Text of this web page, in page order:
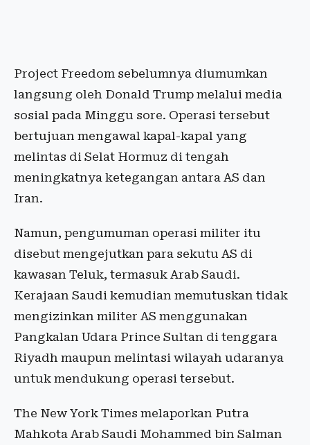
Project Freedom sebelumnya diumumkan
langsung oleh Donald Trump melalui media
sosial pada Minggu sore. Operasi tersebut
bertujuan mengawal kapal-kapal yang
melintas di Selat Hormuz di tengah
meningkatnya ketegangan antara AS dan
Iran.
Namun, pengumuman operasi militer itu
disebut mengejutkan para sekutu AS di
kawasan Teluk, termasuk Arab Saudi.
Kerajaan Saudi kemudian memutuskan tidak
mengizinkan militer AS menggunakan
Pangkalan Udara Prince Sultan di tenggara
Riyadh maupun melintasi wilayah udaranya
untuk mendukung operasi tersebut.
The New York Times melaporkan Putra
Mahkota Arab Saudi Mohammed bin Salman